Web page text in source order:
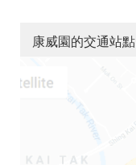
康威園的交通站點